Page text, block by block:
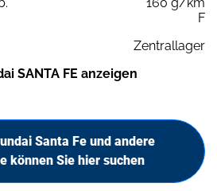
F
Zentrallager
SANTA FE anzeigen
Santa Fe und andere
können Sie hier suchen